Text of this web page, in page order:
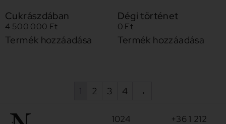
Cukrászdában
4 500 000 Ft
Termék hozzáadása
Dégi történet
0 Ft
Termék hozzáadása
2 3 4 →
1024 +36 1 212